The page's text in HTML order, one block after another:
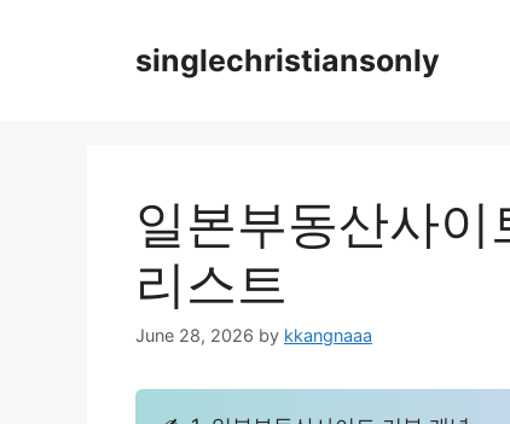
singlechristiansonly
일본부동산사
리스트
June 28, 2026 by kkangnaaa